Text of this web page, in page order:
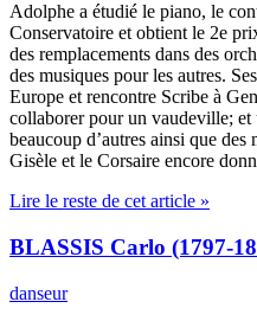
Adolphe a étudié le piano, le
Conservatoire et obtient le 2e
des remplacements dans des
des musiques pour les autres.
Europe et rencontre Scribe à
collaborer pour un vaudeville;
beaucoup d’autres ainsi que
Gisèle et le Corsaire encore
Lire le reste de cet article »
BLASSIS Carlo (1797-
danseur